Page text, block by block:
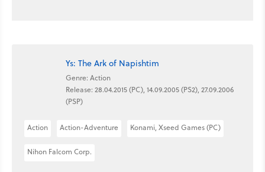
Ys: The Ark of Napishtim
Genre: Action
Release: 28.04.2015 (PC), 14.09.2005 (PS2), 27.09.2006
(PSP)
Action Action-Adventure Konami, Xseed Games (PC)
Nihon Falcom Corp.